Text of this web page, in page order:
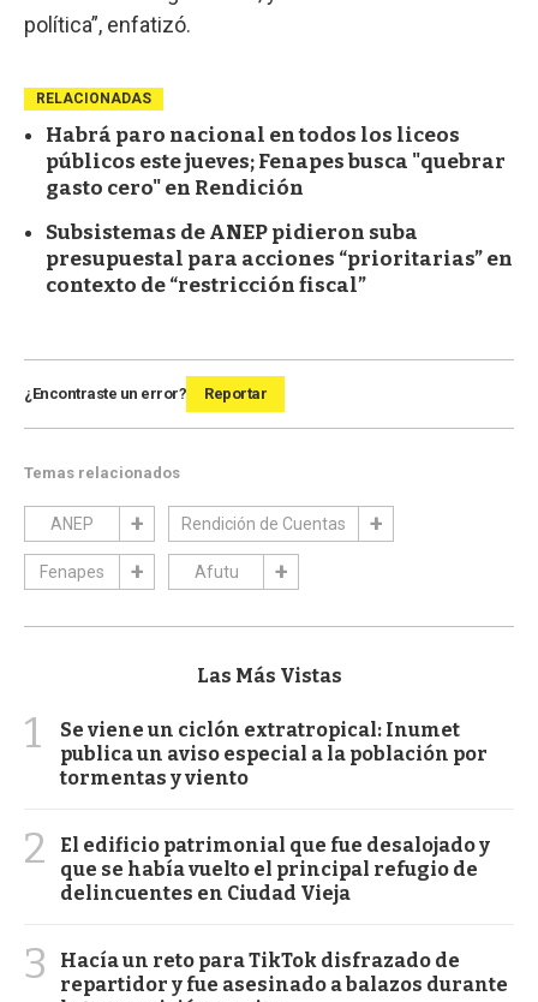
política”, enfatizó.
RELACIONADAS
Habrá paro nacional en todos los liceos
públicos este jueves; Fenapes busca "quebrar
gasto cero" en Rendición
Subsistemas de ANEP pidieron suba
presupuestal para acciones “prioritarias” en
contexto de “restricción fiscal”
¿Encontraste un error? Reportar
Temas relacionados
ANEP Rendición de Cuentas
Fenapes Afutu
Las Más Vistas
1
Se viene un ciclón extratropical: Inumet
publica un aviso especial a la población por
tormentas y viento
2
El edificio patrimonial que fue desalojado y
que se había vuelto el principal refugio de
delincuentes en Ciudad Vieja
3
Hacía un reto para TikTok disfrazado de
repartidor y fue asesinado a balazos durante